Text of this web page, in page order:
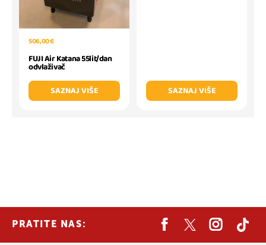
506,00 €
FUJI Air Katana 55lit/dan
odvlaživač
SAZNAJ VIŠE
SAZNAJ VIŠE
PRATITE NAS: